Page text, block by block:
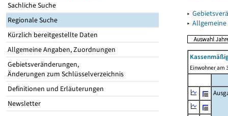
Sachliche Suche
Regionale Suche
Kürzlich bereitgestellte Daten
Allgemeine Angaben, Zuordnungen
Gebietsveränderungen,
Änderungen zum Schlüsselverzeichnis
Definitionen und Erläuterungen
Newsletter
▸
▸
Einwohner am